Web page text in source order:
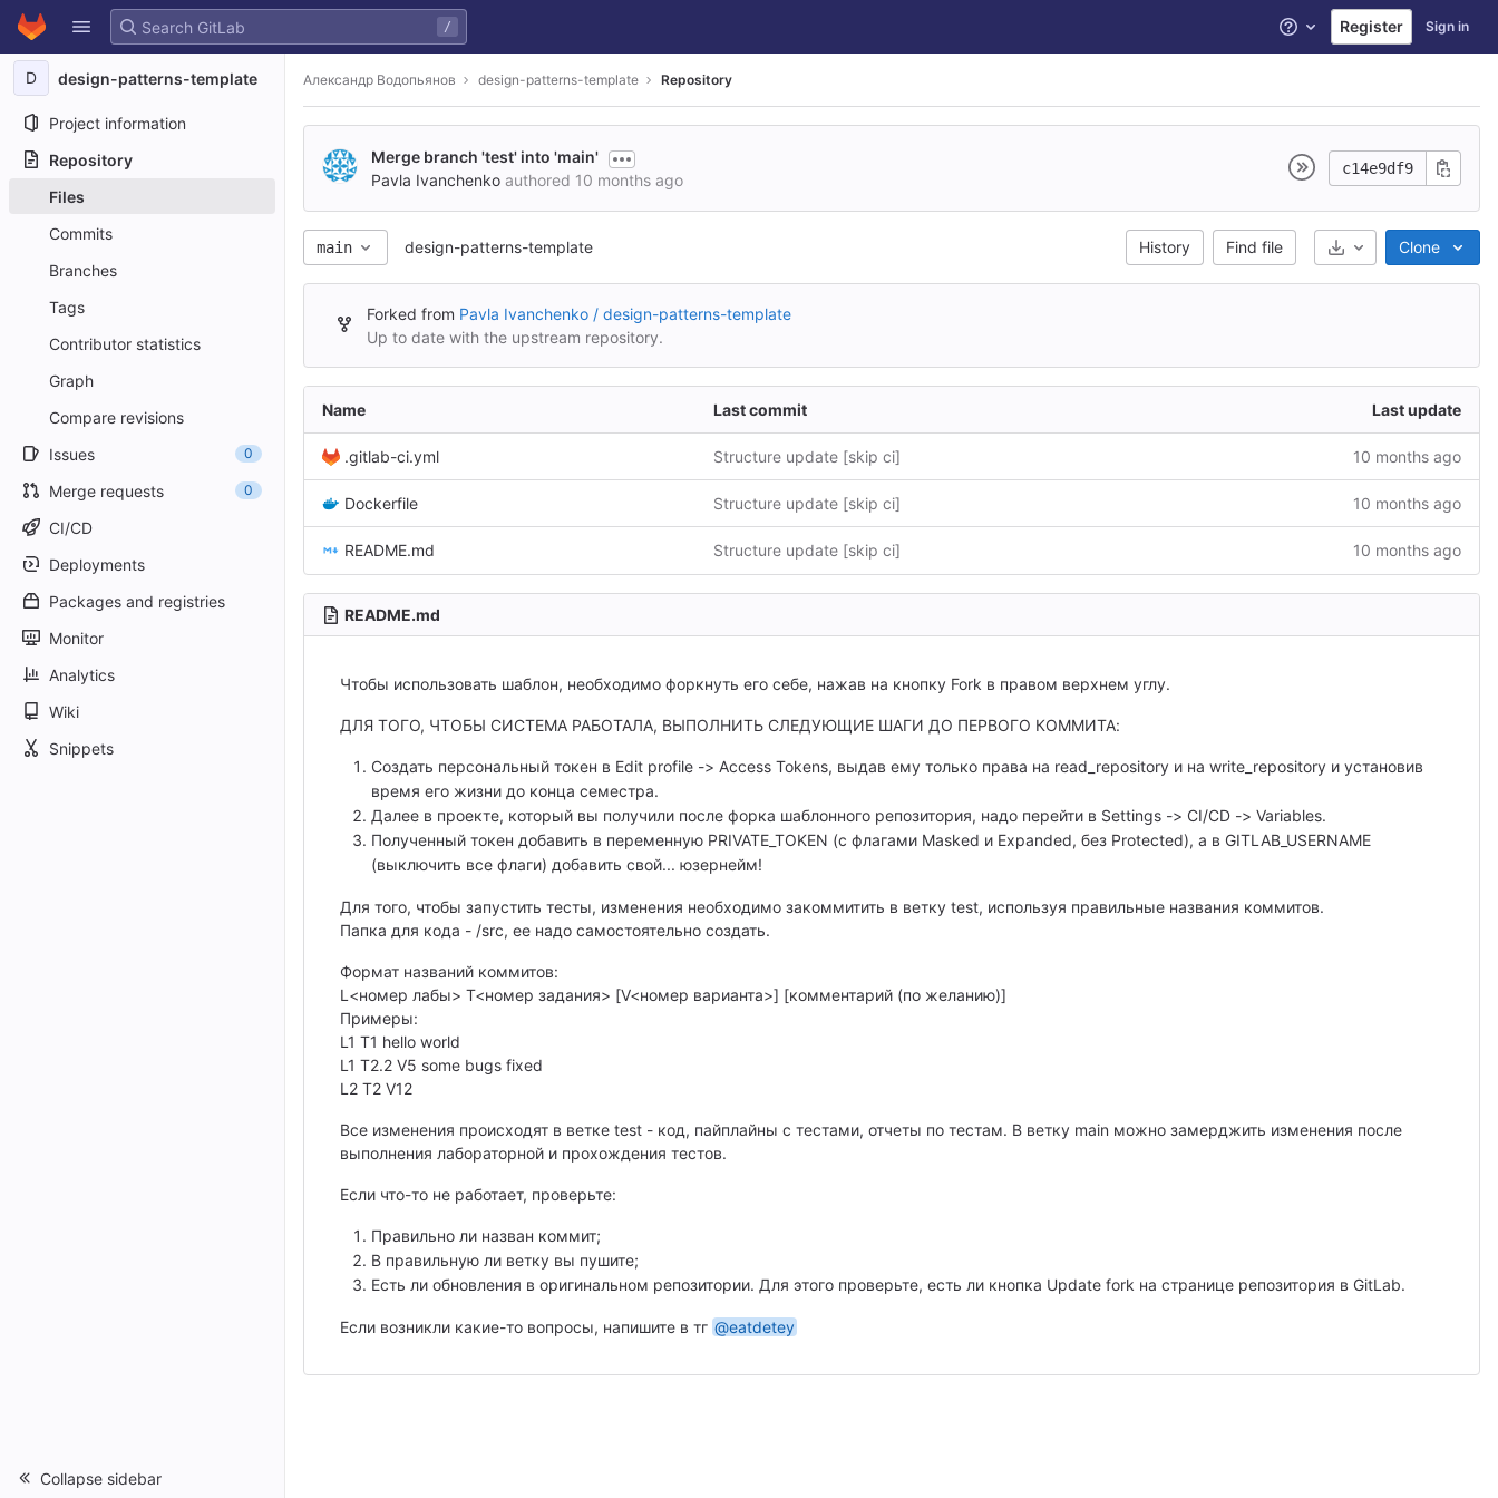
Skip to content
GitLab
/ Help Register Sign in
D design-patterns-template
Project information
Repository
Files
Commits
Branches
Tags
Contributor statistics
Graph
Compare revisions
Issues
0
Merge requests 0
CI/CD
Deployments
Packages and registries
Monitor
Analytics
Wiki
Snippets
Collapse sidebar
Александр Водопьянов design-patterns-template Repository
Merge branch 'test' into 'main'
Pavla Ivanchenko authored 10 months ago
c14e9df9
main design-patterns-template History Find file Select Archive Format
Clone
Forked from Pavla Ivanchenko / design-patterns-template
Up to date with the upstream repository.
Name Last commit Last update
.gitlab-ci.yml Structure update [skip ci] 10 months ago
Dockerfile Structure update [skip ci] 10 months ago
README.md Structure update [skip ci] 10 months ago
README.md
Чтобы использовать шаблон, необходимо форкнуть его себе, нажав на кнопку Fork в правом верхнем углу.
ДЛЯ ТОГО, ЧТОБЫ СИСТЕМА РАБОТАЛА, ВЫПОЛНИТЬ СЛЕДУЮЩИЕ ШАГИ ДО ПЕРВОГО КОММИТА:
Создать персональный токен в Edit profile -> Access Tokens, выдав ему только права на read_repository и на write_repository и установив
время его жизни до конца семестра.
Далее в проекте, который вы получили после форка шаблонного репозитория, надо перейти в Settings -> CI/CD -> Variables.
Полученный токен добавить в переменную PRIVATE_TOKEN (с флагами Masked и Expanded, без Protected), а в GITLAB_USERNAME
(выключить все флаги) добавить свой... юзернейм!
Для того, чтобы запустить тесты, изменения необходимо закоммитить в ветку test, используя правильные названия коммитов.
Папка для кода - /src, ее надо самостоятельно создать.
Формат названий коммитов:
L<номер лабы> T<номер задания> [V<номер варианта>] [комментарий (по желанию)]
Примеры:
L1 T1 hello world
L1 T2.2 V5 some bugs fixed
L2 T2 V12
Все изменения происходят в ветке test - код, пайплайны с тестами, отчеты по тестам. В ветку main можно замерджить изменения после
выполнения лабораторной и прохождения тестов.
Если что-то не работает, проверьте:
Правильно ли назван коммит;
В правильную ли ветку вы пушите;
Есть ли обновления в оригинальном репозитории. Для этого проверьте, есть ли кнопка Update fork на странице репозитория в GitLab.
Если возникли какие-то вопросы, напишите в тг @eatdetey